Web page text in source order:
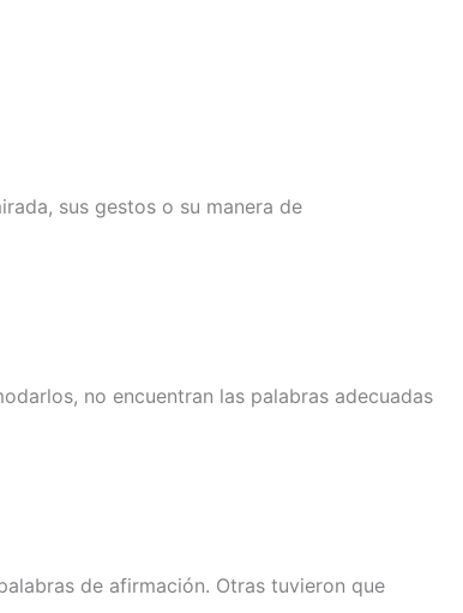
sus gestos o su manera de
no encuentran las palabras adecuadas
de afirmación. Otras tuvieron que